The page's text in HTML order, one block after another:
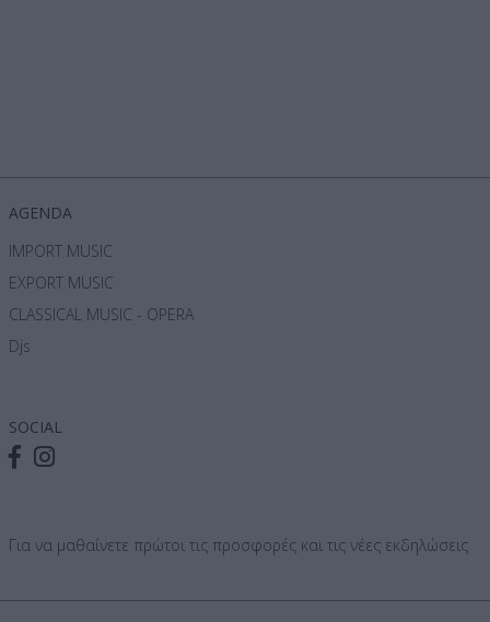
AGENDA
IMPORT MUSIC
EXPORT MUSIC
CLASSICAL MUSIC - OPERA
Djs
SOCIAL
Για να μαθαίνετε πρώτοι τις προσφορές και τις νέες εκδηλώσεις